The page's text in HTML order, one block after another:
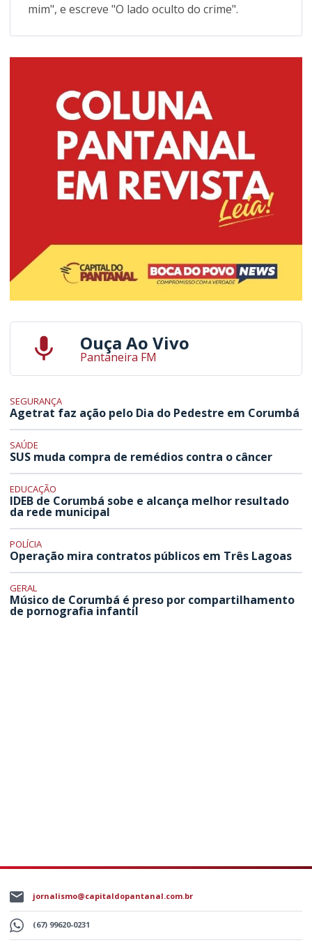
mim", e escreve "O lado oculto do crime".
Ouça Ao Vivo
Pantaneira FM
SEGURANÇA
Agetrat faz ação pelo Dia do Pedestre em Corumbá
SAÚDE
SUS muda compra de remédios contra o câncer
EDUCAÇÃO
IDEB de Corumbá sobe e alcança melhor resultado
da rede municipal
POLÍCIA
Operação mira contratos públicos em Três Lagoas
GERAL
Músico de Corumbá é preso por compartilhamento
de pornografia infantil
jornalismo@capitaldopantanal.com.br
(67) 99620-0231